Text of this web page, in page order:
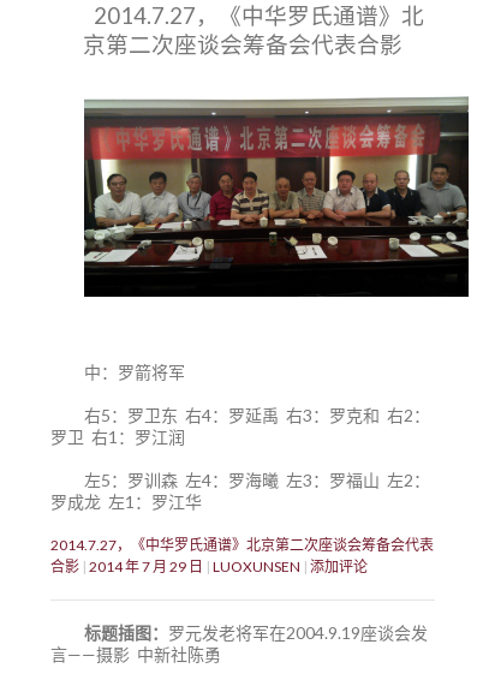
2014.7.27，《中华罗氏通谱》北
京第二次座谈会筹备会代表合影
中：罗箭将军
右5：罗卫东 右4：罗延禹 右3：罗克和 右2：
罗卫 右1：罗江润
左5：罗训森 左4：罗海曦 左3：罗福山 左2：
罗成龙 左1：罗江华
2014.7.27，《中华罗氏通谱》北京第二次座谈会筹备会代表
合影 2014 年 7 月 29 日 LUOXUNSEN 添加评论
标题插图： 罗元发老将军在2004.9.19座谈会发
言——摄影 中新社陈勇